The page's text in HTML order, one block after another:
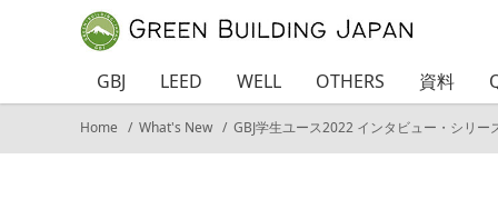
GBJ LEED WELL OTHERS 資料
Home What's New GBJ学生ユース2022 インタビュー・シリ